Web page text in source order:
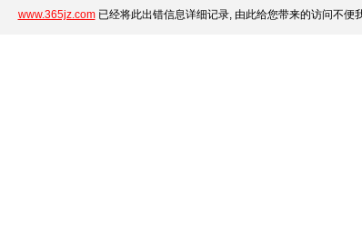
www.365jz.com已经将此出错信息详细记录, 由此给您带来的访问不便